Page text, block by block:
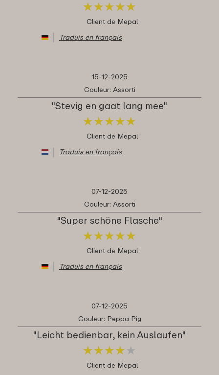
★★★★★
★★★★★
Client de Mepal
Traduis en français
15-12-2025
Couleur: Assorti
"Stevig en gaat lang mee"
★★★★★
★★★★★
Client de Mepal
Traduis en français
07-12-2025
Couleur: Assorti
"Super schöne Flasche"
★★★★★
★★★★★
Client de Mepal
Traduis en français
07-12-2025
Couleur: Peppa Pig
"Leicht bedienbar, kein Auslaufen"
★★★★ ★
★★★★ ★
Client de Mepal